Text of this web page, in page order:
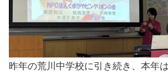
昨年の荒川中学校に引き続き、本年